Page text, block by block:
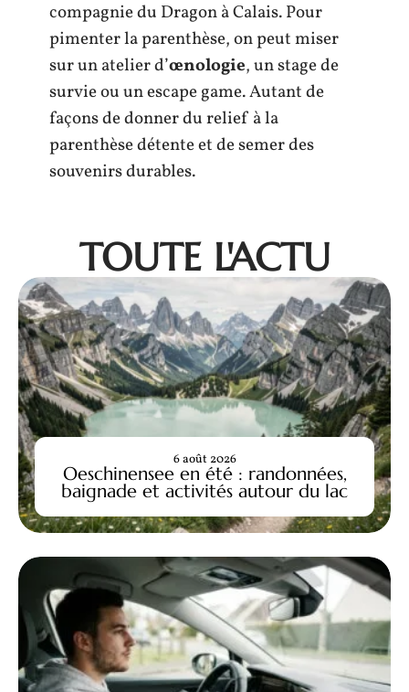
compagnie du Dragon à Calais. Pour
pimenter la parenthèse, on peut miser
sur un atelier d’œnologie, un stage de
survie ou un escape game. Autant de
façons de donner du relief à la
parenthèse détente et de semer des
souvenirs durables.
TOUTE L'ACTU
Oeschinensee en été : randonnées,
baignade et activités autour du lac
6 août 2026